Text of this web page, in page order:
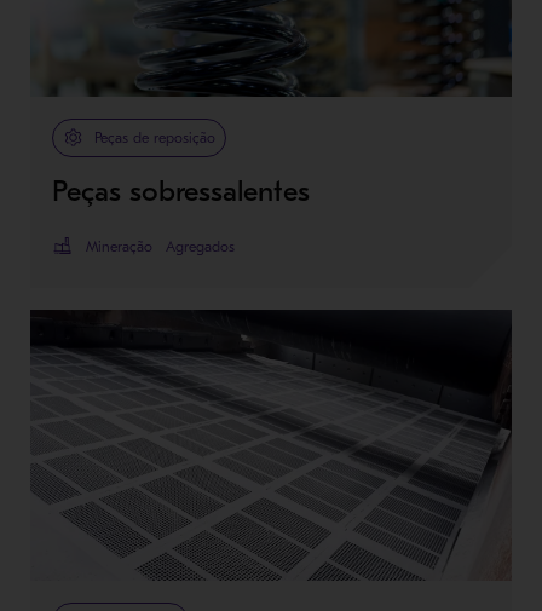
Peças de reposição
Peças sobressalentes
Mineração Agregados